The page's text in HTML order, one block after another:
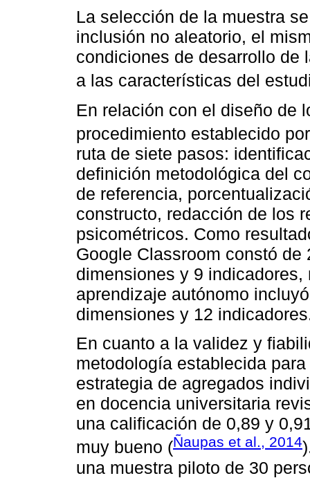
La selección de la muestra
inclusión no aleatorio, el
condiciones de desarrollo de
a las características del
En relación con el diseño de
procedimiento establecido
ruta de siete pasos:
definición metodológica del
de referencia,
constructo, redacción de los
psicométricos. Como
Google Classroom constó
dimensiones y 9
aprendizaje autónomo
dimensiones y 12
En cuanto a la validez y
metodología establecida
estrategia de agregados
en docencia universitaria
una calificación de 0,89 y
muy bueno (Ñaupas et al., 2014
una muestra piloto de 30